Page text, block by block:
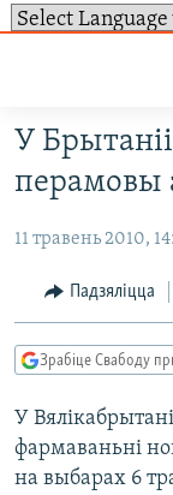
доступу
да
галоўнага
Перайсьці
да
галоўнай
навігацыі
Перайсьці
да
пошуку
НАВІНЫ
УСЕ НАВІНЫ
ВІДЭА І ФОТА
ЛЮДЗІ
ЭКАНОМІКА
ВАЙНА
БЕЛАРУСЫ НА
ТОЛЬКІ НА
ТЭСТЫ
БЛОГІ
ПАДКАСТЫ
КНІГІ
АЎДЫЁКНІГІ
СУВЯЗЬ
АБЫСЬЦІ
ПАДПІСАЦЦА
ПАДКАСТЫ
FACEBOOK
TWITTER
САЧЫЦЕ ЗА
У
перамовы
11 травень 2010,
Падзяліцца
Зрабіце Свабоду
У
фармаваньні
на выбарах 6